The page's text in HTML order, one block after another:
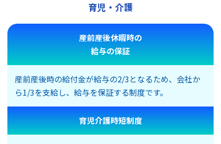
育児・介護
産前産後休暇時の
給与の保証
産前産後時の給付金が給与の2/3となるため、会社か
ら1/3を支給し、給与を保証する制度です。
育児介護時短制度